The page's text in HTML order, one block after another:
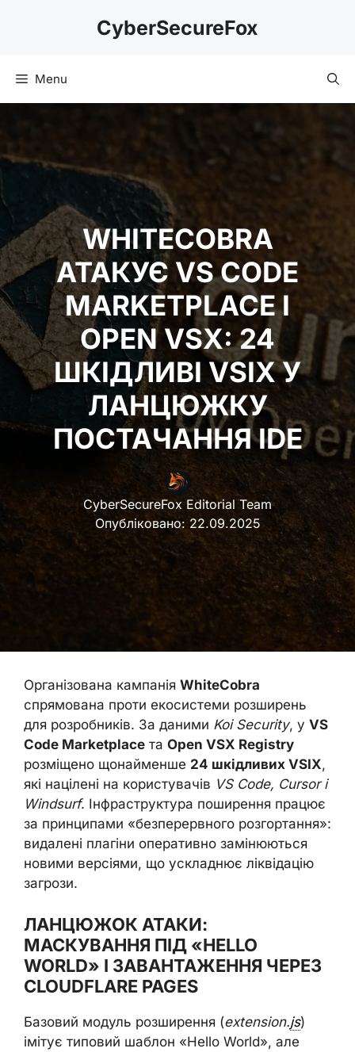
CyberSecureFox
Menu
WHITECOBRA
АТАКУЄ VS CODE
MARKETPLACE І
OPEN VSX: 24
ШКІДЛИВІ VSIX У
ЛАНЦЮЖКУ
ПОСТАЧАННЯ IDE
CyberSecureFox Editorial Team
Опубліковано: 22.09.2025
Організована кампанія WhiteCobra
спрямована проти екосистеми розширень
для розробників. За даними Koi Security, у VS
Code Marketplace та Open VSX Registry
розміщено щонайменше 24 шкідливих VSIX,
які націлені на користувачів VS Code, Cursor і
Windsurf. Інфраструктура поширення працює
за принципами «безперервного розгортання»:
видалені плагіни оперативно замінюються
новими версіями, що ускладнює ліквідацію
загрози.
ЛАНЦЮЖОК АТАКИ:
МАСКУВАННЯ ПІД «HELLO
WORLD» І ЗАВАНТАЖЕННЯ ЧЕРЕЗ
CLOUDFLARE PAGES
Базовий модуль розширення (extension.js)
імітує типовий шаблон «Hello World», але